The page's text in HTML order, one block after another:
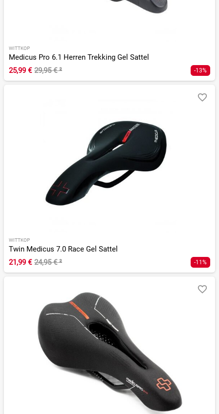
WITTKOP
Medicus Pro 6.1 Herren Trekking Gel Sattel
25,99 € 29,95 €² -13%
WITTKOP
Twin Medicus 7.0 Race Gel Sattel
21,99 € 24,95 €² -11%